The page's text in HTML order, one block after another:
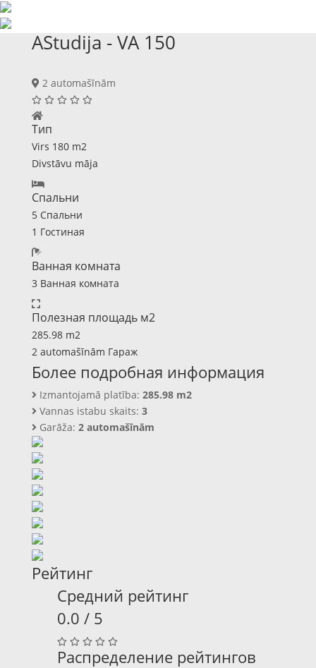
AStudija - VA 150
2 automašīnām
Тип
Virs 180 m2
Divstāvu māja
Спальни
5 Спальни
1 Гостиная
Ванная комната
3 Ванная комната
Полезная площадь м2
285.98 m2
2 automašīnām Гараж
Более подробная информация
Izmantojamā platība: 285.98 m2
Vannas istabu skaits: 3
Garāža: 2 automašīnām
Рейтинг
Средний рейтинг
0.0 / 5
Распределение рейтингов